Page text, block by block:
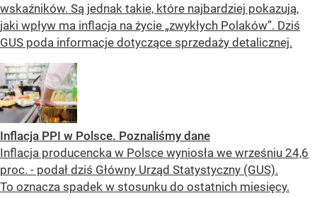
wskaźników. Są jednak takie, które najbardziej pokazują,
jaki wpływ ma inflacja na życie „zwykłych Polaków”. Dziś
GUS poda informacje dotyczące sprzedaży detalicznej.
Inflacja PPI w Polsce. Poznaliśmy dane
Inflacja producencka w Polsce wyniosła we wrześniu 24,6
proc. - podał dziś Główny Urząd Statystyczny (GUS).
To oznacza spadek w stosunku do ostatnich miesięcy.